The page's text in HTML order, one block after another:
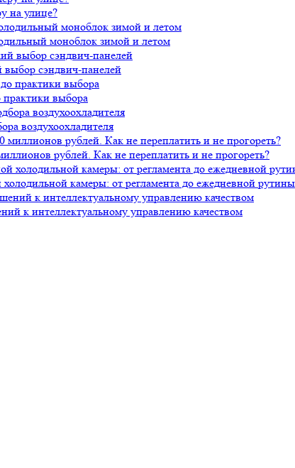
на улице?
моноблок зимой и летом
сэндвич-панелей
практики выбора
воздухоохладителя
рублей. Как не переплатить и не прогореть?
камеры: от регламента до ежедневной рутины
к интеллектуальному управлению качеством